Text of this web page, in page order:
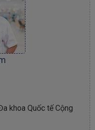
khoa Quốc tế Cộng